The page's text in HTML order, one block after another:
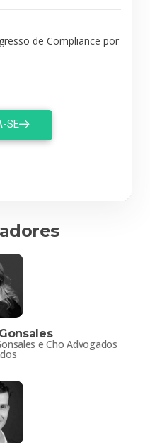
de Compliance por
SE
e Cho Advogados